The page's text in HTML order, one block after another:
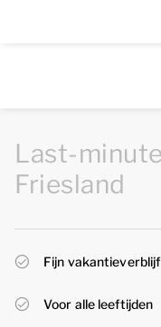
Last-
Friesland
Fijn vakantieverblijf
Voor alle leeftijden